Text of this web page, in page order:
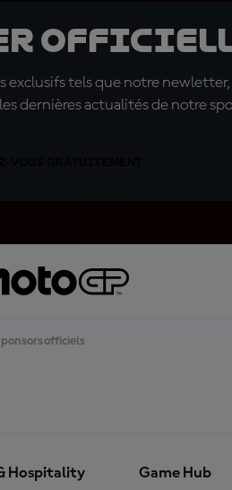
officielle
tels que notre newletter,
dernières actualités de notre
officiels
Hospitality Game Hub